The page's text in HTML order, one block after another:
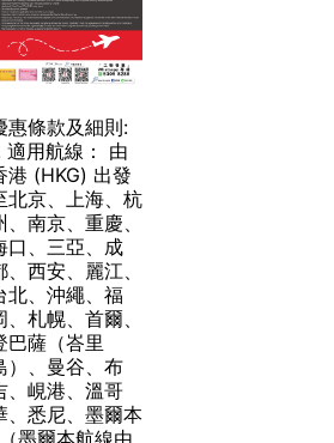
惠條款及細則:
適用航線：
由
港 (HKG) 出發
北京、上海、杭
、南京、重慶、
口、三亞、成
、西安、麗江、
北、沖繩、福
、札幌、首爾、
巴薩（峇里
）、曼谷、布
、峴港、溫哥
、悉尼、墨爾本